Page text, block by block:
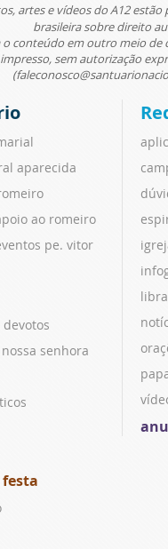
artes e vídeos do A12 estão
brasileira sobre direito
conteúdo em outro meio de
impresso, sem autorização
aparecida
ao romeiro
pe. vitor
senhora